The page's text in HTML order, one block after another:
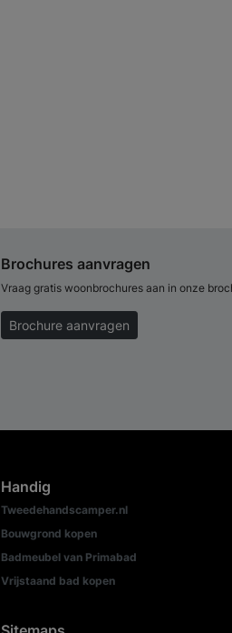
Brochures aanvragen
Vraag gratis woonbrochures aan in onze
Brochure aanvragen
Handig
Tweedehandscamper.nl
Bouwgrond kopen
Badmeubel van Primabad
Vrijstaand bad kopen